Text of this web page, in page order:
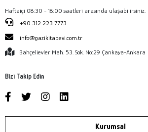
Haftaiçi 08:30 - 18:00 saatleri arasında ulaşabilirsiniz.
+90 312 223 7773
info@gazikitabevi.com.tr
Bahçelievler Mah. 53. Sok. No:29 Çankaya-Ankara
Bizi Takip Edin
Kurumsal